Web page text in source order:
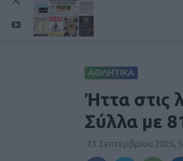
ΑΘΛΗΤΙΚΑ
Ήττα στις
Σύλλα με
13 Σεπτεμβρίου 2025,